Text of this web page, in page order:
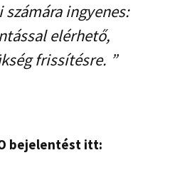
ingyenes:
elérhető,
frissítésre. ”
bejelentést itt: